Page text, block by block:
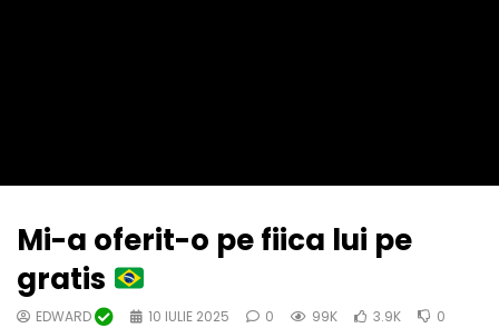
Mi-a oferit-o pe fiica lui pe
gratis
EDWARD 10 IULIE 2025 0 99K 3.9K 0